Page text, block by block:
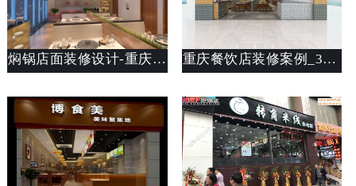
焖锅店面装修设计-重庆西彭财记柴焖锅店装修设计 重庆餐饮店装修案例_360平烧烤店装修设计说明_重庆斯戴特装修公司